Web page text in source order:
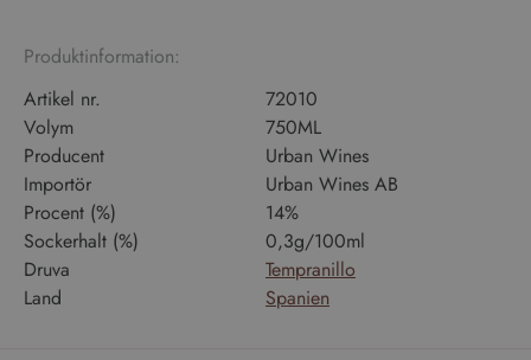
Produktinformation:
Artikel nr.
72010
Volym
750ML
Producent
Urban Wines
Importör
Urban Wines AB
Procent (%)
14%
Sockerhalt (%)
0,3g/100ml
Druva
Tempranillo
Land
Spanien